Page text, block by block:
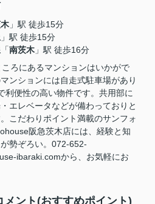
」駅 徒歩15分
」駅 徒歩15分
「南茨木 」駅 徒歩16分
ろにあるマンションはいかがで
ンションには自走式駐車場があり
利便性の高い物件です。共用部に
エレベータなどが備わっておりと
こだわりポイント満載のサンフォ
阪急茨木店には、経験と知
勢ぞろい。072-652-
ibaraki.comから、お気軽にお
ント(おすすめポイント)